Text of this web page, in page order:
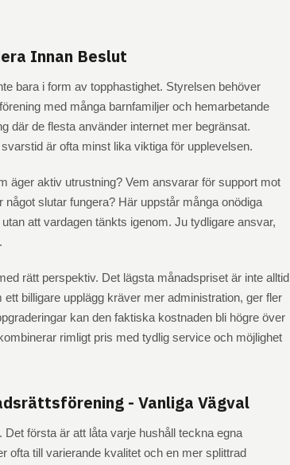
Innan Beslut
bara i form av topphastighet. Styrelsen behöver
med många barnfamiljer och hemarbetande
där de flesta använder internet mer begränsat.
är ofta minst lika viktiga för upplevelsen.
äger aktiv utrustning? Vem ansvarar för support mot
slutar fungera? Här uppstår många onödiga
att vardagen tänkts igenom. Ju tydligare ansvar,
rätt perspektiv. Det lägsta månadspriset är inte alltid
billigare upplägg kräver mer administration, ger fler
kan den faktiska kostnaden bli högre över
rimligt pris med tydlig service och möjlighet
- Vanliga Vägval
första är att låta varje hushåll teckna egna
ofta till varierande kvalitet och en mer splittrad